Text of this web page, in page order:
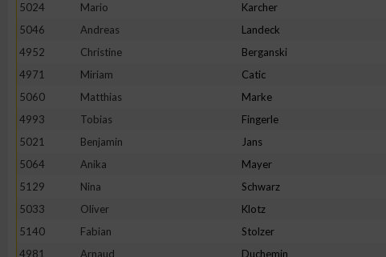
5024
Mario Karcher
5046
Andreas Landeck
4952
Christine Berganski
4971
Miriam Catic
5060
Matthias Marke
4993
Tobias Fingerle
5021
Benjamin Jans
5064
Anika Mayer
5129
Nina Schwarz
5033
Oliver Klotz
5140
Fabian Stolzer
4981
Arnaud Duchemin